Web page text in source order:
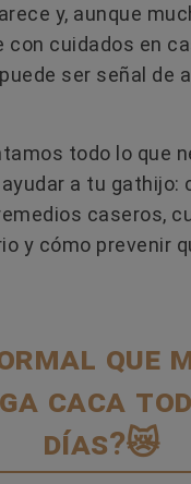
y, aunque
con cuidados en
ser señal de
todo lo que
a tu gathijo:
caseros,
y cómo prevenir
que
caca
días?😿